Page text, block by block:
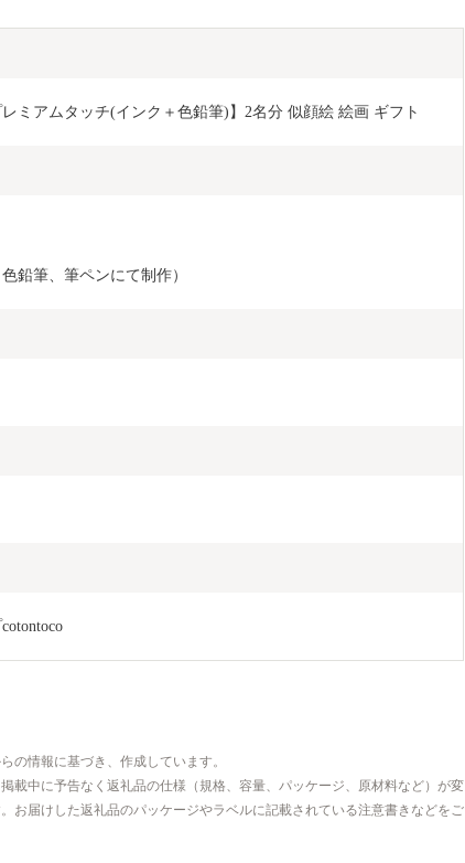
ミアムタッチ(インク＋色鉛筆)】2名分 似顔絵 絵画 ギフト
鉛筆、筆ペンにて制作）
の情報に基づき、作成しています。
載中に予告なく返礼品の仕様（規格、容量、パッケージ、原材料など）が変
お届けした返礼品のパッケージやラベルに記載されている注意書きなどをご